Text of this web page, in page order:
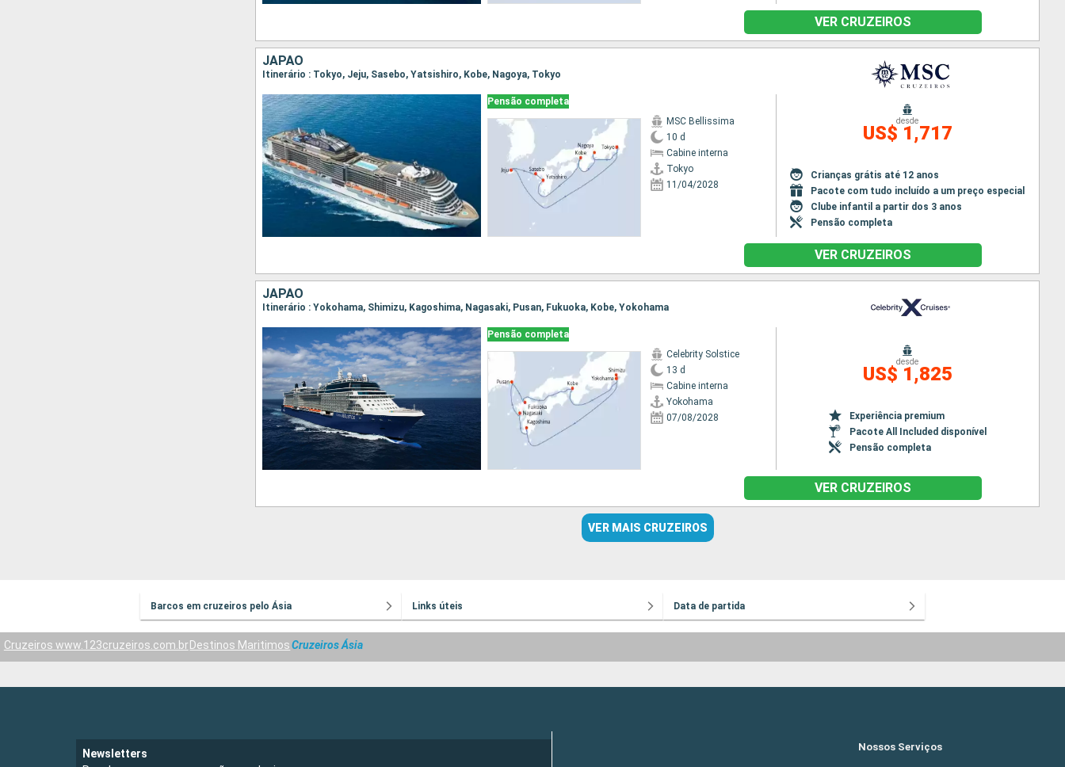
VER CRUZEIROS
JAPÃO
Itinerário : Tokyo, Jeju, Sasebo, Yatsishiro, Kobe, Nagoya, Tokyo
Pensão completa
MSC Bellissima
10 d
Cabine interna
Tokyo
11/04/2028
desde
US$ 1,717
Crianças grátis até 12 anos
Pacote com tudo incluído a um preço especial
Clube infantil a partir dos 3 anos
Pensão completa
VER CRUZEIROS
JAPÃO
Itinerário : Yokohama, Shimizu, Kagoshima, Nagasaki, Pusan, Fukuoka, Kobe, Yokohama
Pensão completa
Celebrity Solstice
13 d
Cabine interna
Yokohama
07/08/2028
desde
US$ 1,825
Experiência premium
Pacote All Included disponível
Pensão completa
VER CRUZEIROS
VER MAIS CRUZEIROS
Barcos em cruzeiros pelo Ásia Links úteis Data de partida
Cruzeiros www.123cruzeiros.com.br Destinos MaritimosCruzeiros Ásia
Newsletters
Nossos Serviços